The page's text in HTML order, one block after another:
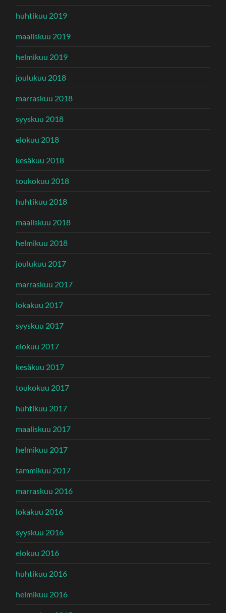
huhtikuu 2019
maaliskuu 2019
helmikuu 2019
joulukuu 2018
marraskuu 2018
syyskuu 2018
elokuu 2018
kesäkuu 2018
toukokuu 2018
huhtikuu 2018
maaliskuu 2018
helmikuu 2018
joulukuu 2017
marraskuu 2017
lokakuu 2017
syyskuu 2017
elokuu 2017
kesäkuu 2017
toukokuu 2017
huhtikuu 2017
maaliskuu 2017
helmikuu 2017
tammikuu 2017
marraskuu 2016
lokakuu 2016
syyskuu 2016
elokuu 2016
huhtikuu 2016
helmikuu 2016